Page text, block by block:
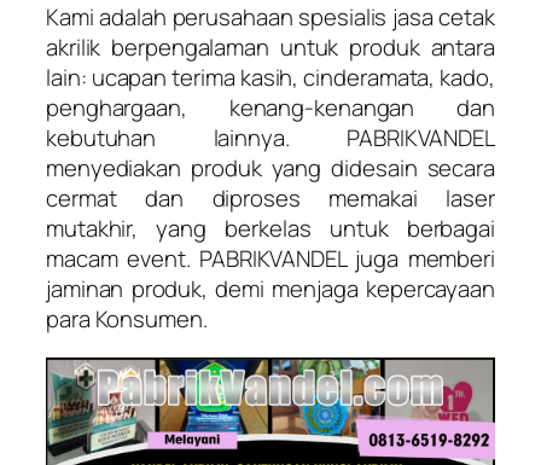
Kami adalah perusahaan spesialis jasa cetak
akrilik berpengalaman untuk produk antara
lain: ucapan terima kasih, cinderamata, kado,
penghargaan, kenang-kenangan dan
kebutuhan lainnya. PABRIKVANDEL
menyediakan produk yang didesain secara
cermat dan diproses memakai laser
mutakhir, yang berkelas untuk berbagai
macam event. PABRIKVANDEL juga memberi
jaminan produk, demi menjaga kepercayaan
para Konsumen.